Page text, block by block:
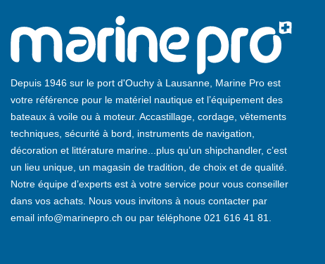
Depuis 1946 sur le port d'Ouchy à Lausanne, Marine Pro est
votre référence pour le matériel nautique et l’équipement des
bateaux à voile ou à moteur. Accastillage, cordage, vêtements
techniques, sécurité à bord, instruments de navigation,
décoration et littérature marine...plus qu’un shipchandler, c’est
un lieu unique, un magasin de tradition, de choix et de qualité.
Notre équipe d’experts est à votre service pour vous conseiller
dans vos achats. Nous vous invitons à nous contacter par
email info@marinepro.ch ou par téléphone 021 616 41 81.